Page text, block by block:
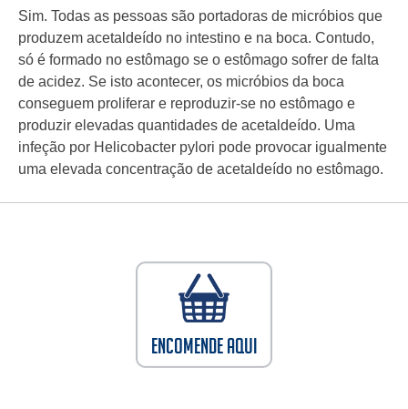
Sim. Todas as pessoas são portadoras de micróbios que
produzem acetaldeído no intestino e na boca. Contudo,
só é formado no estômago se o estômago sofrer de falta
de acidez. Se isto acontecer, os micróbios da boca
conseguem proliferar e reproduzir-se no estômago e
produzir elevadas quantidades de acetaldeído. Uma
infeção por Helicobacter pylori pode provocar igualmente
uma elevada concentração de acetaldeído no estômago.
Encomende aqui